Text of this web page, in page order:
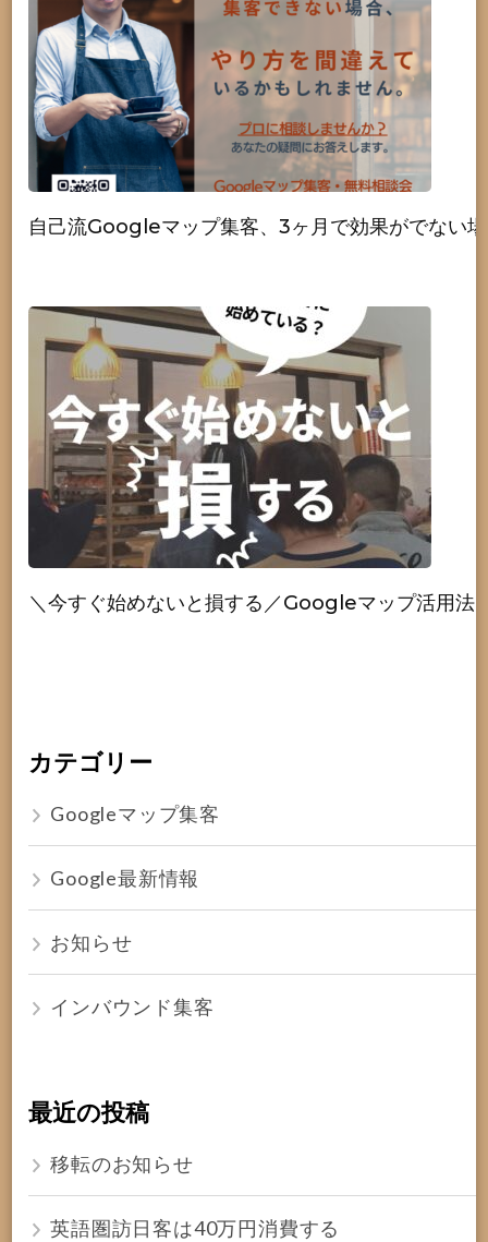
自己流Googleマップ集客、3ヶ月で効果がでない
＼今すぐ始めないと損する／Googleマップ活用法
カテゴリー
Googleマップ集客
Google最新情報
お知らせ
インバウンド集客
最近の投稿
移転のお知らせ
英語圏訪日客は40万円消費する